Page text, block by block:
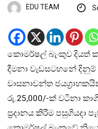
EDU TEAM
කොමර්ෂල් බැංකුව දියත්
දීමනා වැඩසටහනේ
වාසනාවන්ත
රු.25,000/-ක් වටිනා
ප්‍රදානය කිරීම පසුගියදා